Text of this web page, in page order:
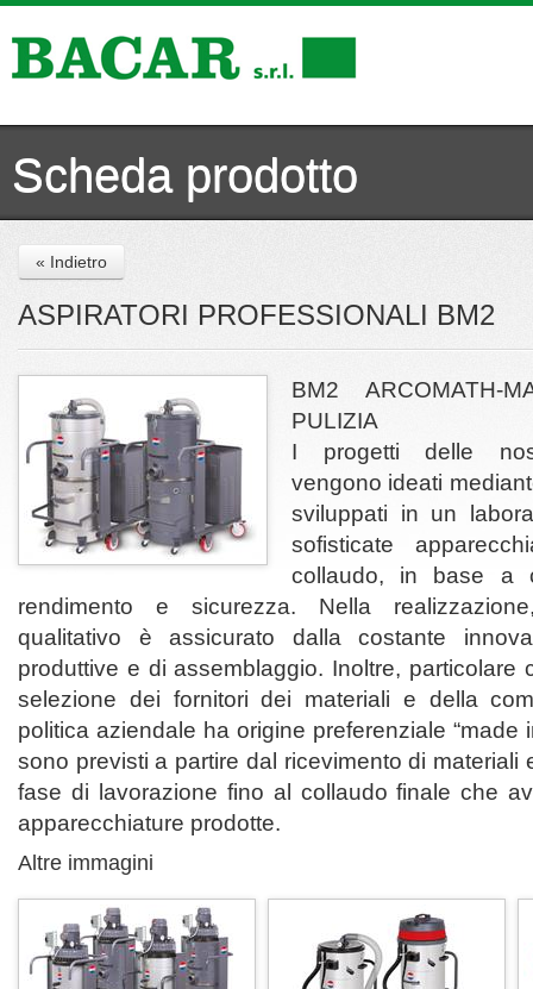
Scheda prodotto
« Indietro
ASPIRATORI PROFESSIONALI BM2
BM2 ARCOMATH-
PULIZIA
I progetti delle
vengono ideati
sviluppati in un
sofisticate
collaudo, in base a
rendimento e sicurezza. Nella
qualitativo è assicurato dalla costante
produttive e di assemblaggio. Inoltre, particolare
selezione dei fornitori dei materiali e della
politica aziendale ha origine preferenziale “made
sono previsti a partire dal ricevimento di materiali
fase di lavorazione fino al collaudo finale che
apparecchiature prodotte.
Altre immagini